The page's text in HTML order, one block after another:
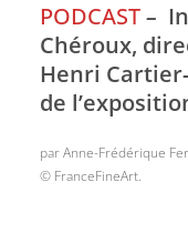
PODCAST–
Chéroux,
Henri
de
par Anne-Frédérique
© FranceFineArt.